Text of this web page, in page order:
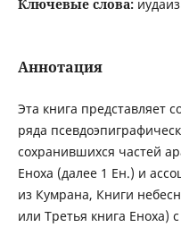
Ключевые слова:
Аннотация
Эта книга представляет
ряда
сохранившихся частей
Еноха (далее 1 Ен.) и
из Кумрана, Книги
или Третья книга Еноха)